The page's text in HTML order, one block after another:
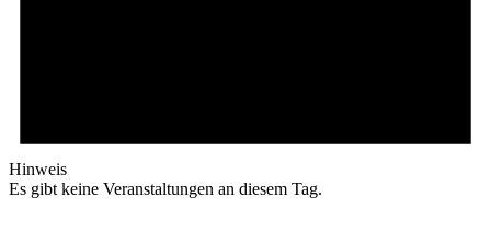
Hinweis
Es gibt keine Veranstaltungen an diesem Tag.